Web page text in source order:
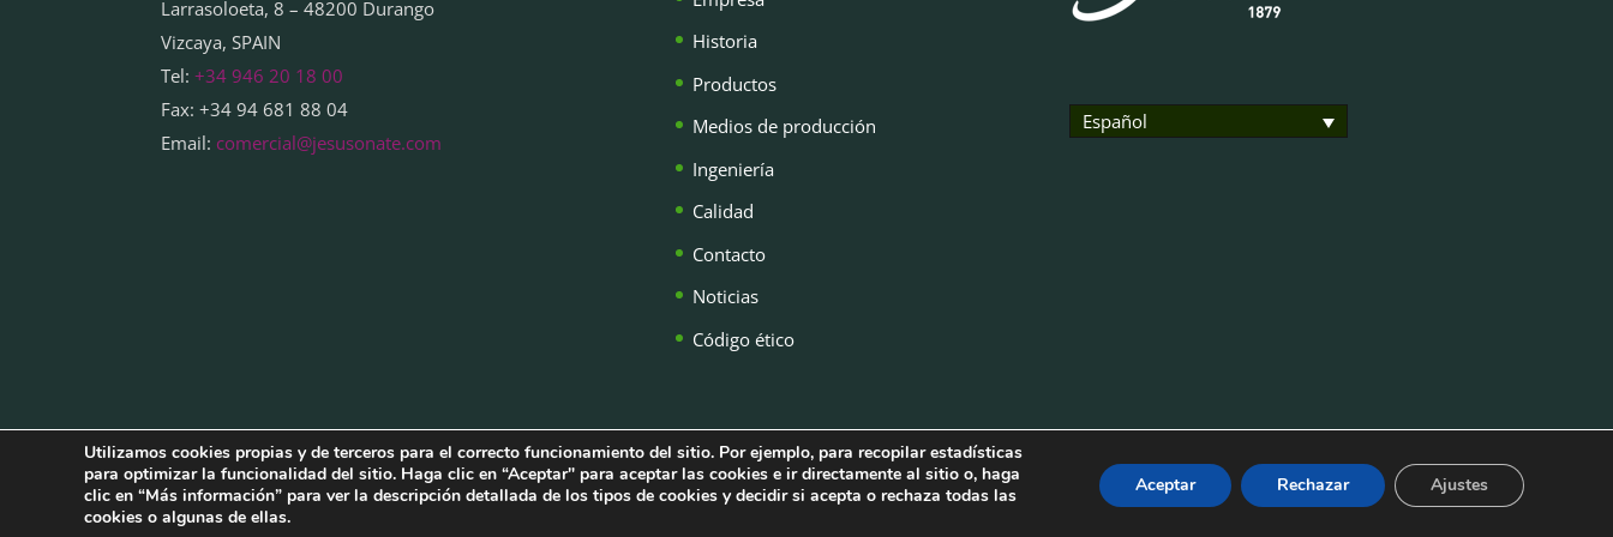
Larrasoloeta, 8 – 48200 Durango
Vizcaya, SPAIN
Tel:+34 946 20 18 00
Fax: +34 94 681 88 04
Email: comercial@jesusonate.com
Historia
Productos
Medios de producción
Ingeniería
Calidad
Contacto
Noticias
Código ético
Español
Cookies Policy|Legal Notice|Privacy Policy
Política de cookies| Aviso legal| Política de privacidad
Utilizamos cookies propias y de terceros para el correcto funcionamiento del sitio. Por ejemplo, para recopilar estadísticas
para optimizar la funcionalidad del sitio. Haga clic en “Aceptar" para aceptar las cookies e ir directamente al sitio o, haga
clic en “Más información” para ver la descripción detallada de los tipos de cookies y decidir si acepta o rechaza todas las
cookies o algunas de ellas.
Aceptar Rechazar Ajustes